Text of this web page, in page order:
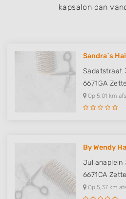
kapsalon dan
Sandra´s
Sadatstraat
6671GA
Op 5,01 km
By Wendy
Julianaplein
6671CA
Op 5,37 km